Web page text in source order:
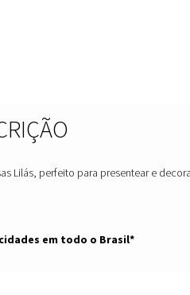
Lilás, perfeito para presentear e
em todo o Brasil*